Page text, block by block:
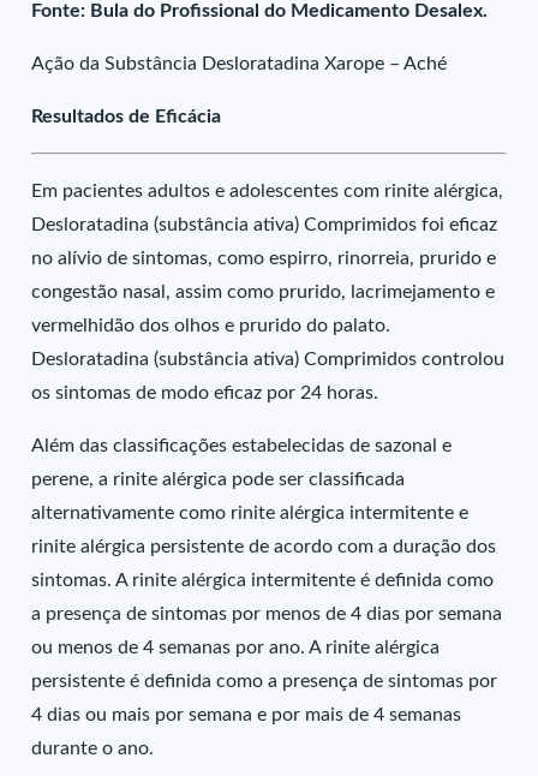
Fonte: Bula do Profissional do Medicamento Desalex.
Ação da Substância Desloratadina Xarope – Aché
Resultados de Eficácia
Em pacientes adultos e adolescentes com rinite alérgica,
Desloratadina (substância ativa) Comprimidos foi eficaz
no alívio de sintomas, como espirro, rinorreia, prurido e
congestão nasal, assim como prurido, lacrimejamento e
vermelhidão dos olhos e prurido do palato.
Desloratadina (substância ativa) Comprimidos controlou
os sintomas de modo eficaz por 24 horas.
Além das classificações estabelecidas de sazonal e
perene, a rinite alérgica pode ser classificada
alternativamente como rinite alérgica intermitente e
rinite alérgica persistente de acordo com a duração dos
sintomas. A rinite alérgica intermitente é definida como
a presença de sintomas por menos de 4 dias por semana
ou menos de 4 semanas por ano. A rinite alérgica
persistente é definida como a presença de sintomas por
4 dias ou mais por semana e por mais de 4 semanas
durante o ano.